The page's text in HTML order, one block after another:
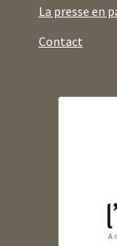
La presse en
Contact